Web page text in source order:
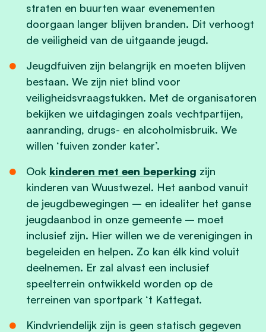
straten en buurten waar evenementen
doorgaan langer blijven branden. Dit verhoogt
de veiligheid van de uitgaande jeugd.
Jeugdfuiven zijn belangrijk en moeten blijven
bestaan. We zijn niet blind voor
veiligheidsvraagstukken. Met de organisatoren
bekijken we uitdagingen zoals vechtpartijen,
aanranding, drugs- en alcoholmisbruik. We
willen ‘fuiven zonder kater’.
Ook kinderen met een beperking zijn
kinderen van Wuustwezel. Het aanbod vanuit
de jeugdbewegingen – en idealiter het ganse
jeugdaanbod in onze gemeente – moet
inclusief zijn. Hier willen we de verenigingen in
begeleiden en helpen. Zo kan élk kind voluit
deelnemen. Er zal alvast een inclusief
speelterrein ontwikkeld worden op de
terreinen van sportpark ‘t Kattegat.
Kindvriendelijk zijn is geen statisch gegeven